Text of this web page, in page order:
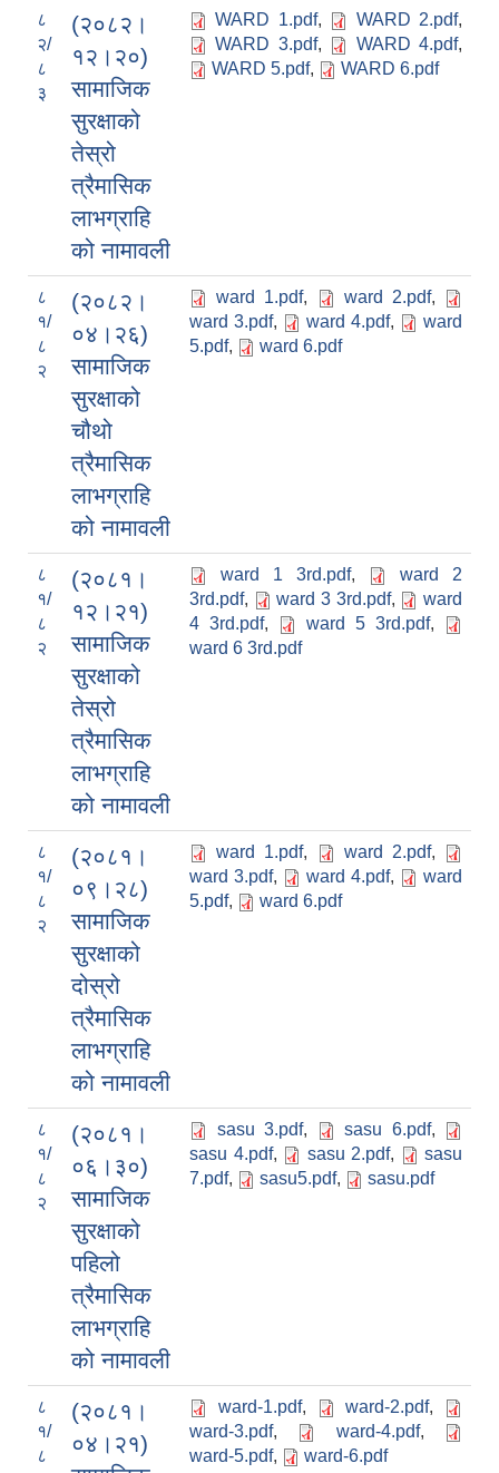
८
२/
८
३
(२०८२।
१२।२०)
सामाजिक
सुरक्षाको
तेस्रो
त्रैमासिक
लाभग्राहि
को नामावली
WARD 1.pdf, WARD 2.pdf,
WARD 3.pdf, WARD 4.pdf,
WARD 5.pdf, WARD 6.pdf
८
१/
८
२
(२०८२।
०४।२६)
सामाजिक
सुरक्षाको
चौथो
त्रैमासिक
लाभग्राहि
को नामावली
ward 1.pdf, ward 2.pdf,
ward 3.pdf, ward 4.pdf,
ward
5.pdf, ward 6.pdf
८
१/
८
२
(२०८१।
१२।२१)
सामाजिक
सुरक्षाको
तेस्रो
त्रैमासिक
लाभग्राहि
को नामावली
ward 1 3rd.pdf,
ward 2
3rd.pdf, ward 3 3rd.pdf,
ward
4 3rd.pdf, ward 5 3rd.pdf,
ward 6 3rd.pdf
८
१/
८
२
(२०८१।
०९।२८)
सामाजिक
सुरक्षाको
दोस्रो
त्रैमासिक
लाभग्राहि
को नामावली
ward 1.pdf, ward 2.pdf,
ward 3.pdf, ward 4.pdf,
ward
5.pdf, ward 6.pdf
८
१/
८
२
(२०८१।
०६।३०)
सामाजिक
सुरक्षाको
पहिलो
त्रैमासिक
लाभग्राहि
को नामावली
sasu 3.pdf, sasu 6.pdf,
sasu 4.pdf, sasu 2.pdf,
sasu
7.pdf, sasu5.pdf, sasu.pdf
८
१/
८
(२०८१।
०४।२१)
ward-1.pdf, ward-2.pdf,
ward-3.pdf, ward-4.pdf,
ward-5.pdf, ward-6.pdf